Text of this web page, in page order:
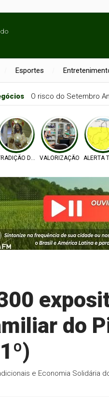
Esportes
O risco do Setembro
DE FÉVALORIZAÇÃO ALERTA
do
e Economia